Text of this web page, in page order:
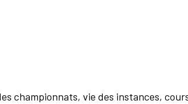
championnats, vie des instances,